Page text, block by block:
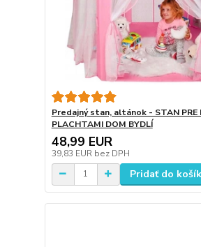
Predajný stan, altánok - STAN PRE
PLACHTAMI DOM BYDLÍ
48,99 EUR
39,83 EUR bez DPH
Pridať do